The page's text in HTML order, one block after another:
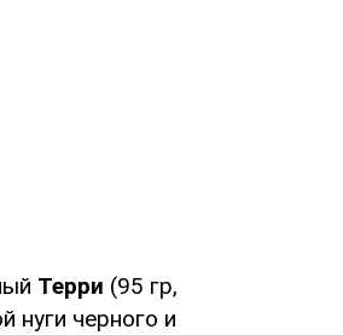
Терри (95 гр,
нуги черного и